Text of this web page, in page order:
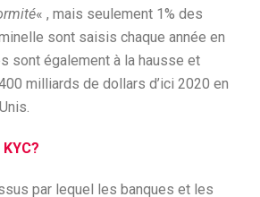
« , mais seulement 1% des
sont saisis chaque année en
sont également à la hausse et
milliards de dollars d’ici 2020 en
par lequel les banques et les